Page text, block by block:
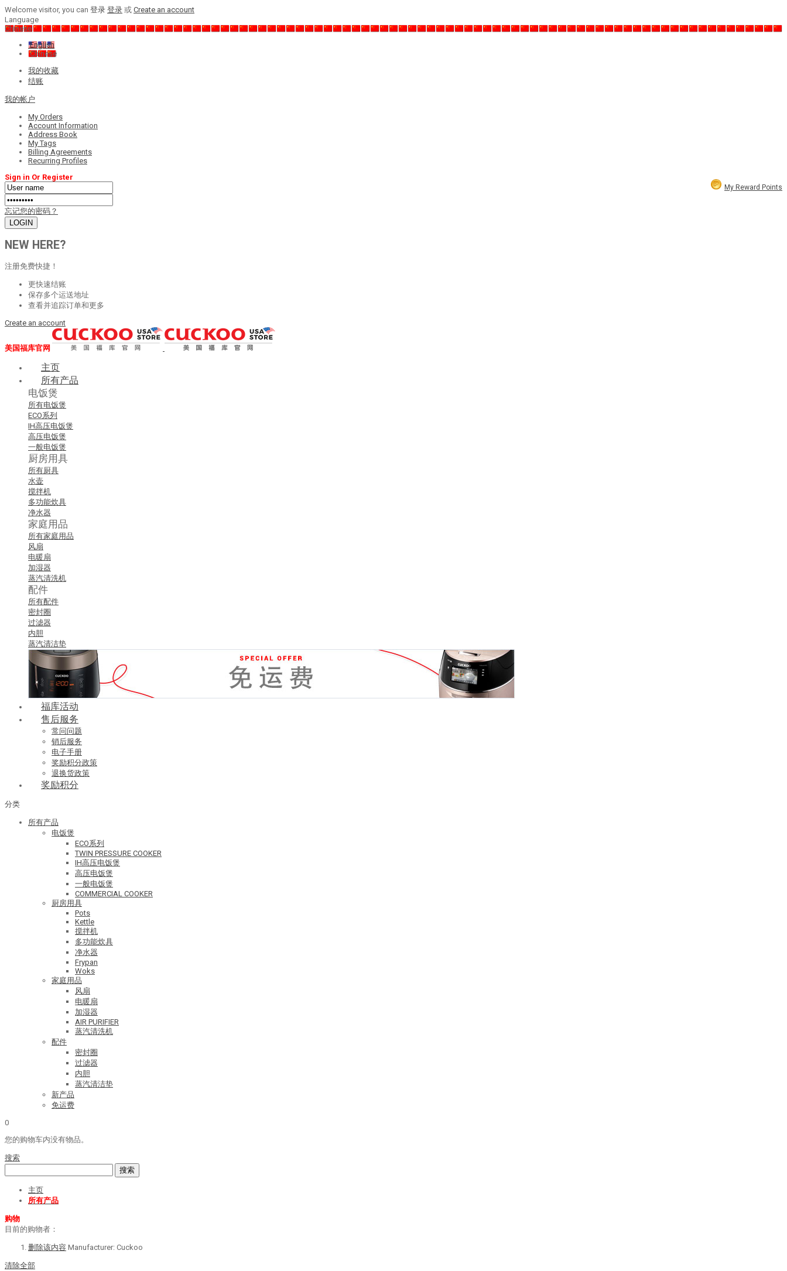
Welcome visitor, you can 登录 登录 或 Create an account
Language
Chinese
English
Chinese
我的收藏
结账
我的帐户
My Orders
Account Information
Address Book
My Tags
Billing Agreements
Recurring Profiles
My Reward Points
Sign in Or Register
忘记您的密码？
NEW HERE?
注册免费快捷！
更快速结账
保存多个运送地址
查看并追踪订单和更多
Create an account
美国福库官网
主页
所有产品
电饭煲
所有电饭煲
ECO系列
IH高压电饭煲
高压电饭煲
一般电饭煲
厨房用具
所有厨具
水壶
搅拌机
多功能炊具
净水器
家庭用品
所有家庭用品
风扇
电暖扇
加湿器
蒸汽清洗机
配件
所有配件
密封圈
过滤器
内胆
蒸汽清洁垫
福库活动
售后服务
常问问题
销后服务
电子手册
奖励积分政策
退换货政策
奖励积分
分类
所有产品
电饭煲
ECO系列
TWIN PRESSURE COOKER
IH高压电饭煲
高压电饭煲
一般电饭煲
COMMERCIAL COOKER
厨房用具
Pots
Kettle
搅拌机
多功能炊具
净水器
Frypan
Woks
家庭用品
风扇
电暖扇
加湿器
AIR PURIFIER
蒸汽清洗机
配件
密封圈
过滤器
内胆
蒸汽清洁垫
新产品
免运费
0
您的购物车内没有物品。
搜索
搜索
主页
所有产品
购物
目前的购物者：
删除该内容 Manufacturer: Cuckoo
清除全部